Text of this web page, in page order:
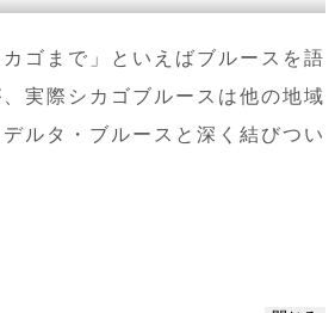
カゴまで」といえばブルースを語
実際シカゴブルースは他の地域
ルタ・ブルースと深く結びつい